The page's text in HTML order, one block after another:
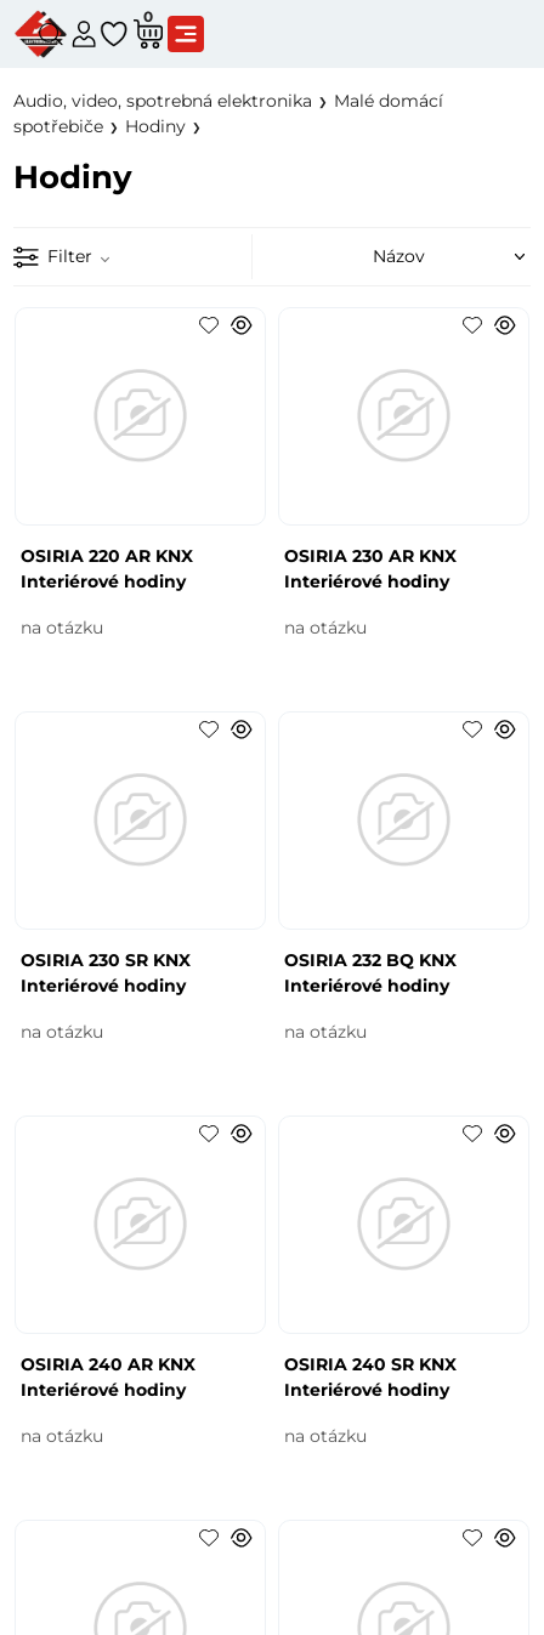
0
Audio, video, spotrebná elektronika
Malé domácí
spotřebiče
Hodiny
Hodiny
Filter
OSIRIA 220 AR KNX
Interiérové hodiny
na otázku
OSIRIA 230 AR KNX
Interiérové hodiny
na otázku
OSIRIA 230 SR KNX
Interiérové hodiny
na otázku
OSIRIA 232 BQ KNX
Interiérové hodiny
na otázku
OSIRIA 240 AR KNX
Interiérové hodiny
na otázku
OSIRIA 240 SR KNX
Interiérové hodiny
na otázku